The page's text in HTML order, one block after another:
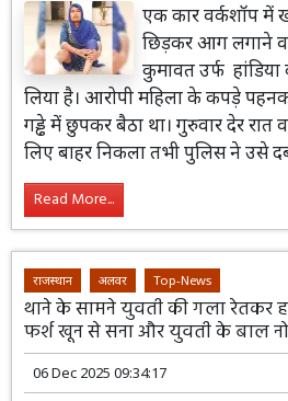
एक कार वर्कशॉप में
छिड़कर आग लगाने
कुमावत उर्फ
लिया है। आरोपी महिला के कपड़े
गड्ढे में छुपकर बैठा था। गुरुवार देर
लिए बाहर निकला तभी पुलिस ने उसे
Read More...
राजस्थान अलवर Top-News
थाने के सामने युवती की गला रेतकर
फर्श खून से सना और युवती के बाल
06 Dec 2025 09:34:17